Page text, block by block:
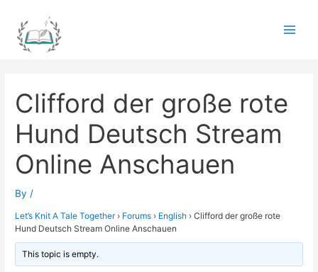
content
Clifford der große rote
Hund Deutsch Stream
Online Anschauen
By /
Let’s Knit A Tale Together › Forums › English › Clifford der große rote
Hund Deutsch Stream Online Anschauen
This topic is empty.